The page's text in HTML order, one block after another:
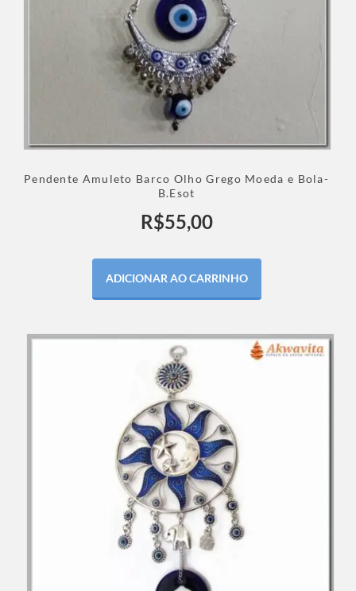
Pendente Amuleto Barco Olho Grego Moeda e Bola-
B.Esot
R$55,00
ADICIONAR AO CARRINHO